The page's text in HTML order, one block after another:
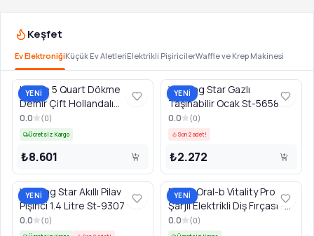
Keşfet
Ev ElektroniğiKüçük Ev AletleriElektrikli PişiricilerWaffle ve Krep Makinesi
YENİ
Lodge 5 Quart Dökme
Demir Çift Hollandalı
Tencere - Siyah
0.0 (0)
Ücretsiz Kargo
₺8.601
YENİ
Winning Star Gazlı
Taşınabilir Ocak St-5658
0.0 (0)
Son 2 adet!
₺2.272
YENİ
Winning Star Akıllı Pilav
Pişirici 1.4 Litre St-9307
0.0 (0)
YENİ
Braun Oral-b Vitality Pro
Şarjlı Elektrikli Diş Fırçası -
Siyah
0.0 (0)